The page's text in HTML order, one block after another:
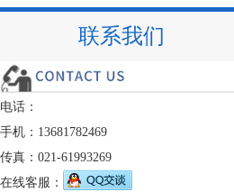
联系我们
电话：
手机：13681782469
传真：021-61993269
在线客服：